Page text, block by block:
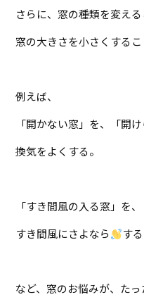
さらに、窓の種類を変える
窓の大きさを小さくするこ
例えば、
「開かない窓」を、「開
換気をよくする。
「すき間風の入る窓」を
すき間風にさよなら
する
など、窓のお悩みが、た